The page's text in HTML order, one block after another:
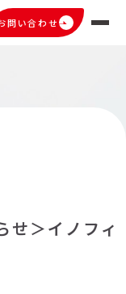
問い合わせ
せ＞イノフィ